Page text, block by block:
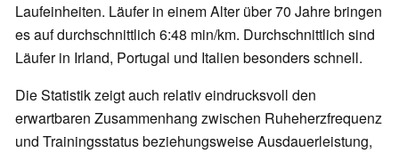
Laufeinheiten. Läufer in einem Alter über 70 Jahre bringen
es auf durchschnittlich 6:48 min/km. Durchschnittlich sind
Läufer in Irland, Portugal und Italien besonders schnell.
Die Statistik zeigt auch relativ eindrucksvoll den
erwartbaren Zusammenhang zwischen Ruheherzfrequenz
und Trainingsstatus beziehungsweise Ausdauerleistung,